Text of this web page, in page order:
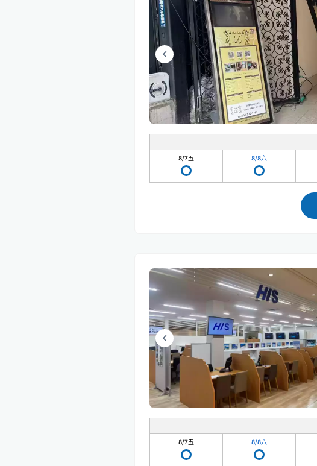
8/7五 8/8六
8/7五 8/8六